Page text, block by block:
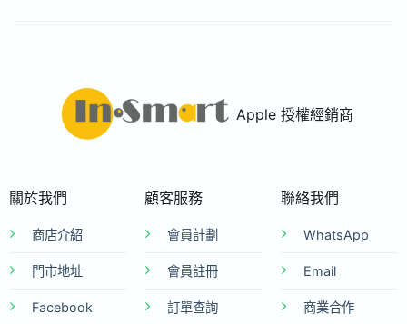
Apple 授權經銷商
關於我們
商店介紹
門市地址
Facebook
顧客服務
會員計劃
會員註冊
訂單查詢
聯絡我們
WhatsApp
Email
商業合作